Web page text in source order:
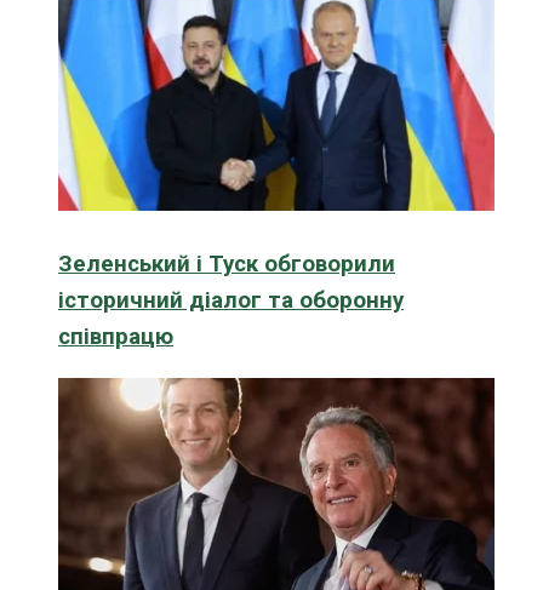
Зеленський і Туск обговорили
історичний діалог та оборонну
співпрацю